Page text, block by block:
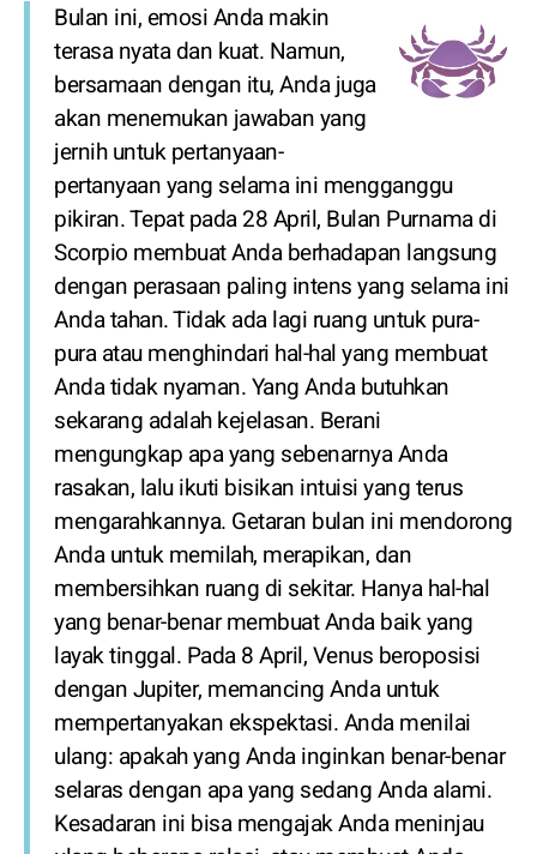
Bulan ini, emosi Anda makin
terasa nyata dan kuat. Namun,
bersamaan dengan itu, Anda juga
akan menemukan jawaban yang
jernih untuk pertanyaan-
pertanyaan yang selama ini mengganggu
pikiran. Tepat pada 28 April, Bulan Purnama di
Scorpio membuat Anda berhadapan langsung
dengan perasaan paling intens yang selama ini
Anda tahan. Tidak ada lagi ruang untuk pura-
pura atau menghindari hal-hal yang membuat
Anda tidak nyaman. Yang Anda butuhkan
sekarang adalah kejelasan. Berani
mengungkap apa yang sebenarnya Anda
rasakan, lalu ikuti bisikan intuisi yang terus
mengarahkannya. Getaran bulan ini mendorong
Anda untuk memilah, merapikan, dan
membersihkan ruang di sekitar. Hanya hal-hal
yang benar-benar membuat Anda baik yang
layak tinggal. Pada 8 April, Venus beroposisi
dengan Jupiter, memancing Anda untuk
mempertanyakan ekspektasi. Anda menilai
ulang: apakah yang Anda inginkan benar-benar
selaras dengan apa yang sedang Anda alami.
Kesadaran ini bisa mengajak Anda meninjau